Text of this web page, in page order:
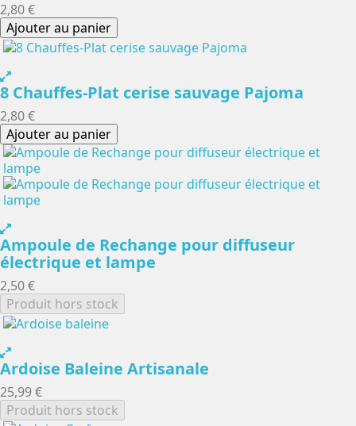
2,80 €
Ajouter au panier
8 Chauffes-Plat cerise sauvage Pajoma
2,80 €
Ajouter au panier
Ampoule de Rechange pour diffuseur
électrique et lampe
2,50 €
Produit hors stock
Ardoise Baleine Artisanale
25,99 €
Produit hors stock